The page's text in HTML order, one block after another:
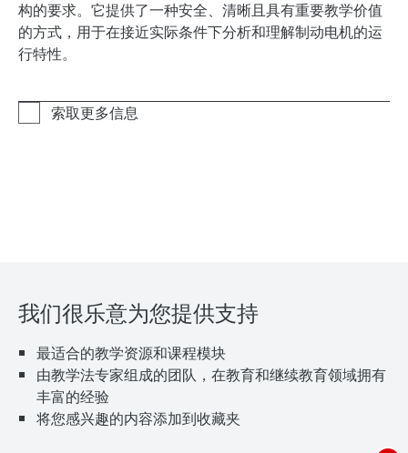
构的要求。它提供了一种安全、清晰且具有重要教学价值
的方式，用于在接近实际条件下分析和理解制动电机的运
行特性。
我们很乐意为您提供支持
最适合的教学资源和课程模块
由教学法专家组成的团队，在教育和继续教育领域拥有
丰富的经验
将您感兴趣的内容添加到收藏夹